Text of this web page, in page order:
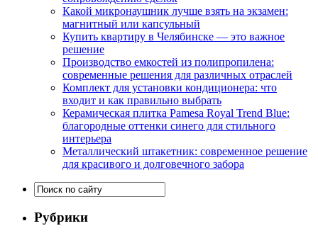
Какой микронаушник лучше взять на экзамен:
магнитный или капсульный
Купить квартиру в Челябинске — это важное
решение
Производство емкостей из полипропилена:
современные решения для различных отраслей
Комплект для установки кондиционера: что
входит и как правильно выбрать
Керамическая плитка Pamesa Royal Trend Blue:
благородные оттенки синего для стильного
интерьера
Металлический штакетник: современное решение
для красивого и долговечного забора
Рубрики